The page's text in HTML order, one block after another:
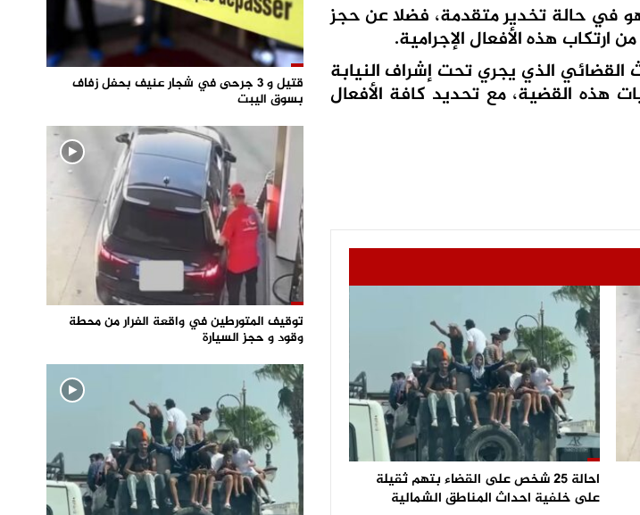
في حالة تخدير متقدمة، فضلا عن حجز
ارتكاب هذه الأفعال الإجرامية.
القضائي الذي يجري تحت إشراف النيابة
هذه القضية، مع تحديد كافة الأفعال
احالة 25 شخص على القضاء بتهم ثقيلة
على خلفية احداث المناطق الشمالية
قتيل و 3 جرحى في شجار عنيف بحفل زفاف
بسوق اليبت
توقيف المتورطين في واقعة الفرار من محطة
وقود و حجز السيارة